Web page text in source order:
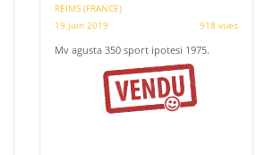
REIMS (FRANCE)
19 juin 2019
918 vues
Mv agusta 350 sport ipotesi 1975.